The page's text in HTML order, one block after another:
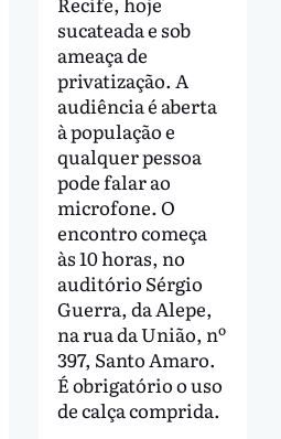
sucateada e sob
ameaça de
privatização. A
audiência é aberta
à população e
qualquer pessoa
pode falar ao
microfone. O
encontro começa
às 10 horas, no
auditório Sérgio
Guerra, da Alepe,
na rua da União, nº
397, Santo Amaro.
É obrigatório o uso
de calça comprida.